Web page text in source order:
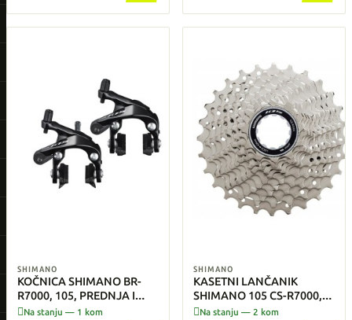
SHIMANO
KOČNICA SHIMANO BR-
R7000, 105, PREDNJA I
ZADNJA SET, CS51
Na stanju — 1 kom
SHIMANO
KASETNI LANČANIK
SHIMANO 105 CS-R7000,
11 BRZINA 11-28
Na stanju — 2 kom